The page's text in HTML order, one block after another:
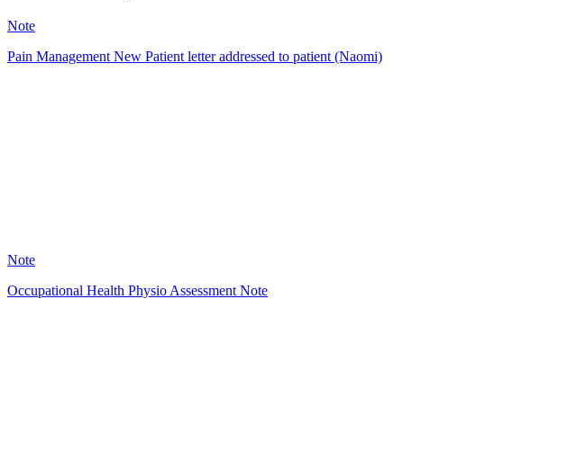
Note
Pain Management New Patient letter addressed to patient (Naomi)
Note
Occupational Health Physio Assessment Note